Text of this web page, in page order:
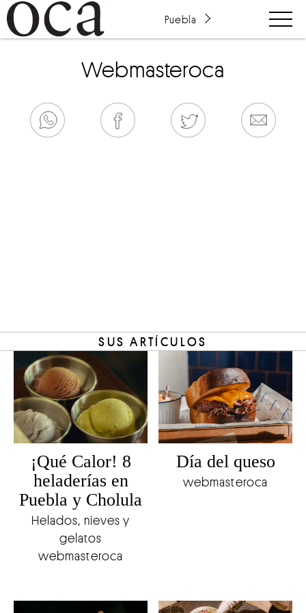
Puebla
webmasteroca
SUS ARTÍCULOS
¡Qué Calor! 8
heladerías en
Puebla y Cholula
Helados, nieves y
gelatos
webmasteroca
Día del queso
webmasteroca